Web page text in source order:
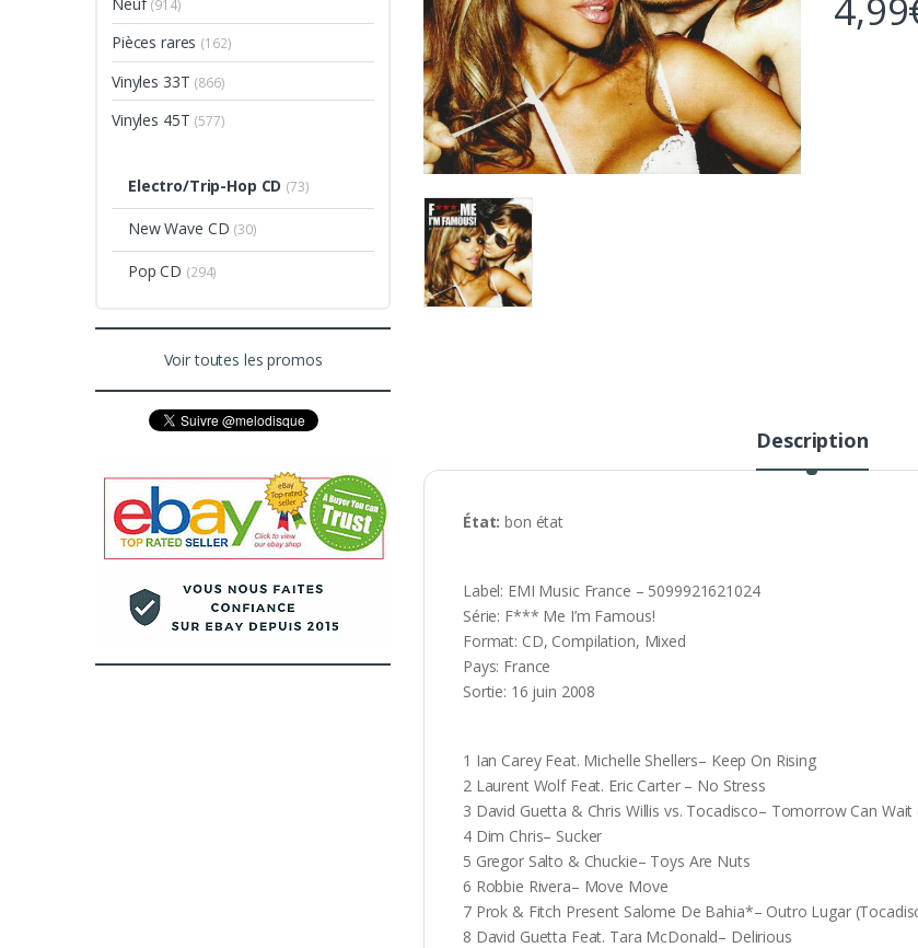
4,99
Description
État:bon état
Label: EMI Music France – 5099921621024
Série: F*** Me I’m Famous!
Format: CD, Compilation, Mixed
Pays: France
Sortie: 16 juin 2008
1 Ian Carey Feat. Michelle Shellers– Keep On Rising
2 Laurent Wolf Feat. Eric Carter – No Stress
3 David Guetta & Chris Willis vs. Tocadisco– Tomorrow Can
4 Dim Chris– Sucker
5 Gregor Salto & Chuckie– Toys Are Nuts
6 Robbie Rivera– Move Move
7 Prok & Fitch Present Salome De Bahia*– Outro Lugar
8 David Guetta Feat. Tara McDonald– Delirious
(914)
Pièces rares (162)
Vinyles 33T (866)
Vinyles 45T (577)
Electro/Trip-Hop CD (73)
New Wave CD (30)
Pop CD (294)
Voir toutes les promos